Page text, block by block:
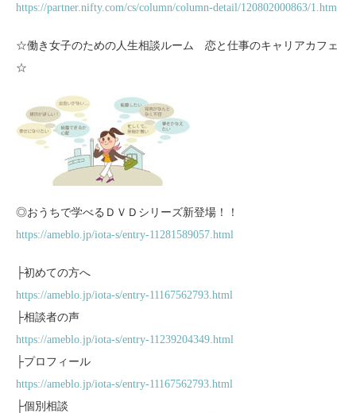
https://partner.nifty.com/cs/column/column-detail/120802000863/1.htm
☆働き女子のための人生相談ルーム 恋と仕事のキャリアカフェ
☆
◎おうちで学べるＤＶＤシリーズ新登場！！
https://ameblo.jp/iota-s/entry-11281589057.html
├初めての方へ
https://ameblo.jp/iota-s/entry-11167562793.html
├相談者の声
https://ameblo.jp/iota-s/entry-11239204349.html
├プロフィール
https://ameblo.jp/iota-s/entry-11167562793.html
├個別相談